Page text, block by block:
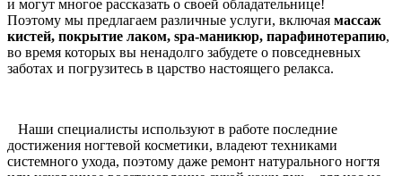
и могут многое рассказать о своей обладательнице!
Поэтому мы предлагаем различные услуги, включая массаж
кистей, покрытие лаком, spa-маникюр, парафинотерапию,
во время которых вы ненадолго забудете о повседневных
заботах и погрузитесь в царство настоящего релакса.
Наши специалисты используют в работе последние
достижения ногтевой косметики, владеют техниками
системного ухода, поэтому даже ремонт натурального ногтя